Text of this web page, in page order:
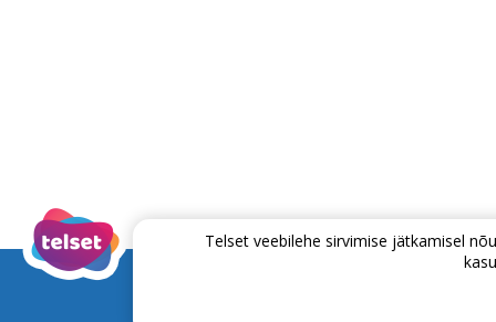
Telset veebilehe sirvimise jätkamisel